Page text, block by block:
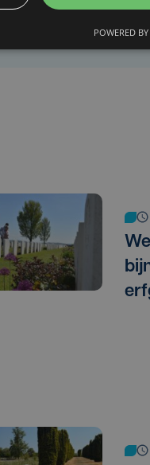
POWERED